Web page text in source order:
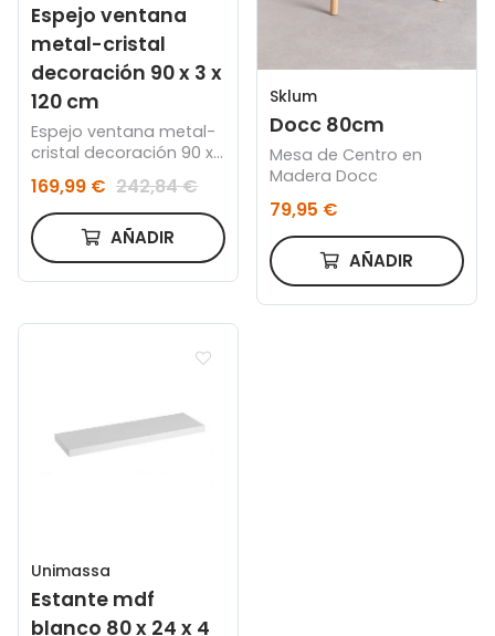
Espejo ventana
metal-cristal
decoración 90 x 3 x
120 cm
Espejo ventana metal-
cristal decoración 90 x
169,99 € 242,84 €
AÑADIR
Sklum
Docc 80cm
Mesa de Centro en
Madera Docc
79,95 €
AÑADIR
Unimassa
Estante mdf
blanco 80 x 24 x 4